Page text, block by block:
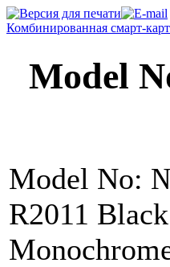
Комбинированная смарт-
Model
Model No:
R2011 Black